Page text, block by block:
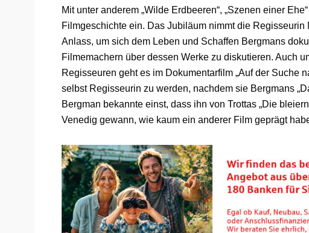
Mit unter anderem „Wilde Erdbeeren“, „Szenen einer
Filmgeschichte ein. Das Jubiläum nimmt die Regisseurin
Anlass, um sich dem Leben und Schaffen Bergmans
Filmemachern über dessen Werke zu diskutieren. Auch
Regisseuren geht es im Dokumentarfilm „Auf der Suche
selbst Regisseurin zu werden, nachdem sie Bergmans
Bergman bekannte einst, dass ihn von Trottas „Die
Venedig gewann, wie kaum ein anderer Film geprägt